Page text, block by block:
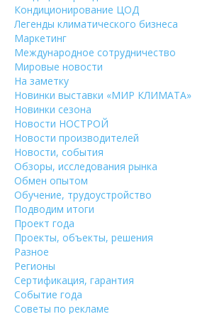
Кондиционирование ЦОД
Легенды климатического бизнеса
Маркетинг
Международное сотрудничество
Мировые новости
На заметку
Новинки выставки «МИР КЛИМАТА»
Новинки сезона
Новости НОСТРОЙ
Новости производителей
Новости, события
Обзоры, исследования рынка
Обмен опытом
Обучение, трудоустройство
Подводим итоги
Проект года
Проекты, объекты, решения
Разное
Регионы
Сертификация, гарантия
Событие года
Советы по рекламе